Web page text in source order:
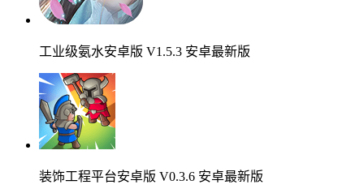
工业级氨水安卓版 V1.5.3 安卓最新版
装饰工程平台安卓版 V0.3.6 安卓最新版